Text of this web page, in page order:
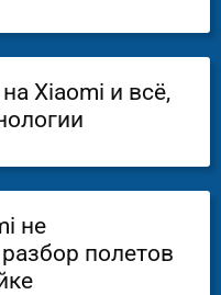
Xiaomi и всё,
не
полетов